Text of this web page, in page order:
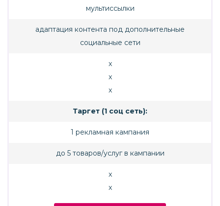
мультиссылки
адаптация контента под дополнительные
социальные сети
x
x
x
Таргет (1 соц сеть):
1 рекламная кампания
до 5 товаров/услуг в кампании
x
x